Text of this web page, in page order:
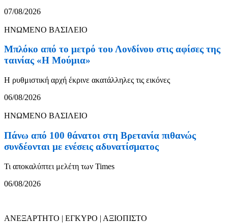
07/08/2026
ΗΝΩΜΕΝΟ ΒΑΣΙΛΕΙΟ
Μπλόκο από το μετρό του Λονδίνου στις αφίσες της
ταινίας «Η Μούμια»
Η ρυθμιστική αρχή έκρινε ακατάλληλες τις εικόνες
06/08/2026
ΗΝΩΜΕΝΟ ΒΑΣΙΛΕΙΟ
Πάνω από 100 θάνατοι στη Βρετανία πιθανώς
συνδέονται με ενέσεις αδυνατίσματος
Τι αποκαλύπτει μελέτη των Times
06/08/2026
ΑΝΕΞΑΡΤΗΤΟ | ΕΓΚΥΡΟ | ΑΞΙΟΠΙΣΤΟ